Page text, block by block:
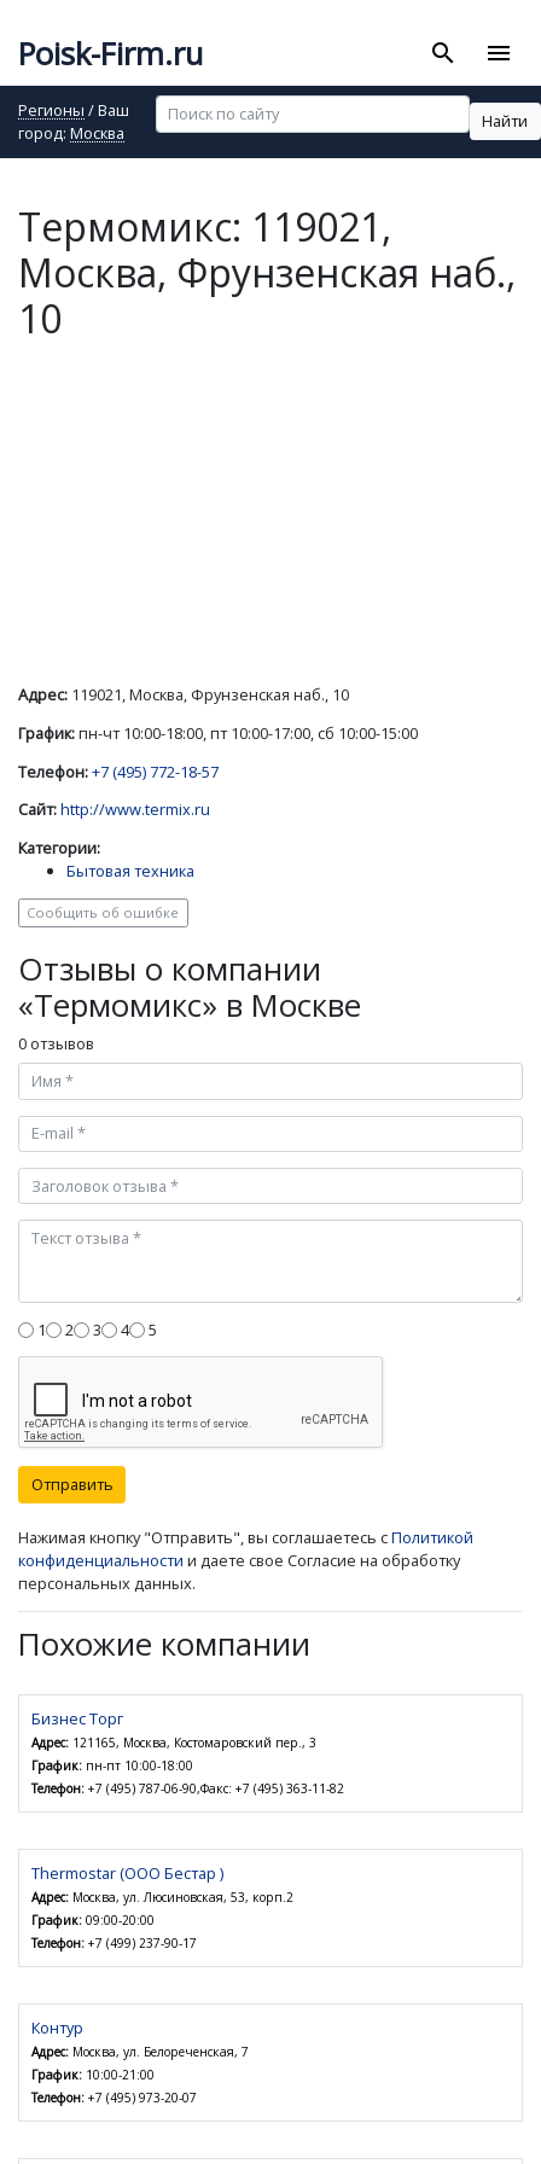
Poisk-Firm.ru search menu
Регионы / Ваш
город: Москва
Найти
Термомикс: 119021,
Москва, Фрунзенская наб.,
10
Адрес: 119021, Москва, Фрунзенская наб., 10
График:пн-чт 10:00-18:00, пт 10:00-17:00, сб 10:00-15:00
Телефон:+7 (495) 772-18-57
Сайт:http://www.termix.ru
Категории:
Бытовая техника
Сообщить об ошибке
Отзывы о компании
«Термомикс» в Москве
0 отзывов
1 2 3 4 5
Отправить
Нажимая кнопку "Отправить", вы соглашаетесь сПолитикой
конфиденциальности и даете свое Согласие на обработку
персональных данных.
Похожие компании
Бизнес Торг
Адрес: 121165, Москва, Костомаровский пер., 3
График: пн-пт 10:00-18:00
Телефон: +7 (495) 787-06-90,Факс: +7 (495) 363-11-82
Thermostar (ООО Бестар )
Адрес: Москва, ул. Люсиновская, 53, корп.2
График: 09:00-20:00
Телефон: +7 (499) 237-90-17
Контур
Адрес: Москва, ул. Белореченская, 7
График: 10:00-21:00
Телефон: +7 (495) 973-20-07